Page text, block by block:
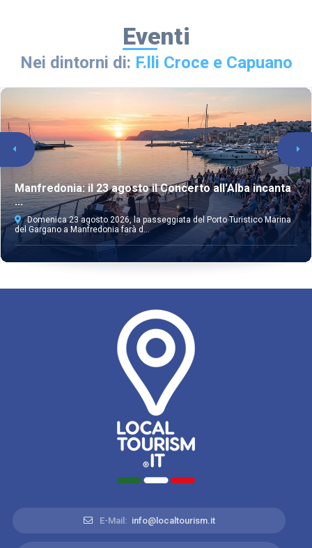
Eventi
Nei dintorni di: F.lli Croce e Capuano
Manfredonia: il 23 agosto il Concerto all'Alba incanta
...
Domenica 23 agosto 2026, la passeggiata del Porto Turistico Marina
del Gargano a Manfredonia farà d...
E-Mail: info@localtourism.it